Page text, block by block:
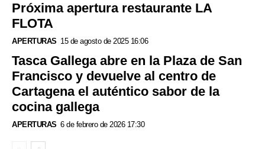
Próxima apertura restaurante LA
FLOTA
APERTURAS 15 de agosto de 2025 16:06
Tasca Gallega abre en la Plaza de San
Francisco y devuelve al centro de
Cartagena el auténtico sabor de la
cocina gallega
APERTURAS 6 de febrero de 2026 17:30